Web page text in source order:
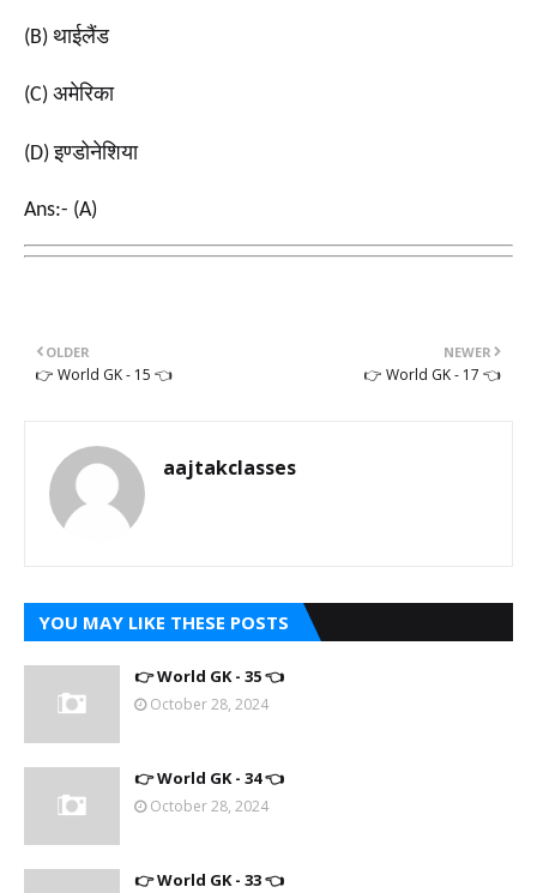
(B) थाईलैंड
(C) अमेरिका
(D)इण्डोनेशिया
Ans:- (A)
NEWER
👉 World GK - 17 👈
OLDER
👉 World GK - 15 👈
aajtakclasses
YOU MAY LIKE THESE POSTS
👉 World GK - 35 👈
October 28, 2024
👉 World GK - 34 👈
October 28, 2024
👉 World GK - 33 👈